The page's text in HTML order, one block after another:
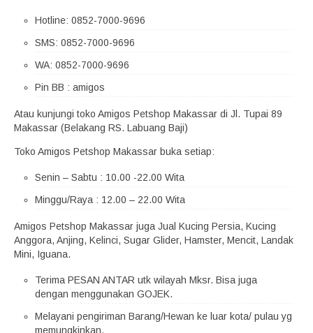
Hotline: 0852-7000-9696
SMS: 0852-7000-9696
WA: 0852-7000-9696
Pin BB : amigos
Atau kunjungi toko Amigos Petshop Makassar di Jl. Tupai 89
Makassar (Belakang RS. Labuang Baji)
Toko Amigos Petshop Makassar buka setiap:
Senin – Sabtu : 10.00 -22.00 Wita
Minggu/Raya : 12.00 – 22.00 Wita
Amigos Petshop Makassar juga Jual Kucing Persia, Kucing
Anggora, Anjing, Kelinci, Sugar Glider, Hamster, Mencit, Landak
Mini, Iguana.
Terima PESAN ANTAR utk wilayah Mksr. Bisa juga
dengan menggunakan GOJEK.
Melayani pengiriman Barang/Hewan ke luar kota/ pulau yg
memungkinkan.